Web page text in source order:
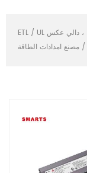
ETL / UL ، دالي عكس
/